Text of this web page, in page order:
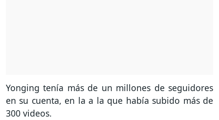
Yonging tenía más de un millones de seguidores
en su cuenta, en la a la que había subido más de
300 videos.